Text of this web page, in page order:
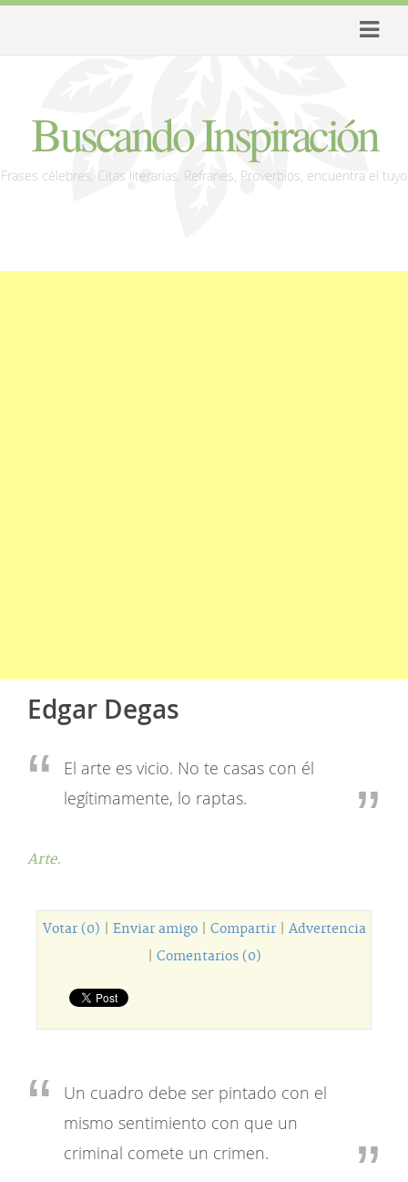
Buscando Inspiración
Frases célebres, Citas literarias, Refranes, Proverbios, encuentra el tuyo
Edgar Degas
El arte es vicio. No te casas con él
legítimamente, lo raptas.
Arte.
Votar (0) Enviar amigo| Compartir| Advertencia
Comentarios (0)
Un cuadro debe ser pintado con el
mismo sentimiento con que un
criminal comete un crimen.